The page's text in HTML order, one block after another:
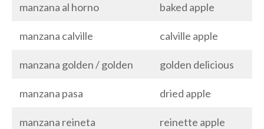
manzana al horno baked apple
manzana calville calville apple
manzana golden / golden golden delicious
manzana pasa dried apple
manzana reineta reinette apple